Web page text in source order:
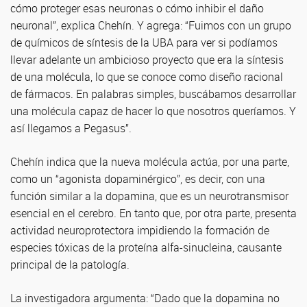
cómo proteger esas neuronas o cómo inhibir el daño
neuronal”, explica Chehín. Y agrega: “Fuimos con un grupo
de químicos de síntesis de la UBA para ver si podíamos
llevar adelante un ambicioso proyecto que era la síntesis
de una molécula, lo que se conoce como diseño racional
de fármacos. En palabras simples, buscábamos desarrollar
una molécula capaz de hacer lo que nosotros queríamos. Y
así llegamos a Pegasus”.
Chehín indica que la nueva molécula actúa, por una parte,
como un “agonista dopaminérgico”, es decir, con una
función similar a la dopamina, que es un neurotransmisor
esencial en el cerebro. En tanto que, por otra parte, presenta
actividad neuroprotectora impidiendo la formación de
especies tóxicas de la proteína alfa-sinucleina, causante
principal de la patología.
La investigadora argumenta: “Dado que la dopamina no